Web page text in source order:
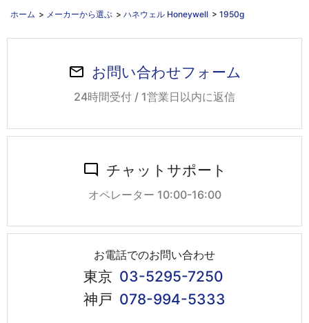
ホーム > メーカーから選ぶ > ハネウェル Honeywell > 1950g
お問い合わせフォーム
24時間受付 / 1営業日以内に返信
チャットサポート
オペレーター 10:00-16:00
お電話でのお問い合わせ
東京 03-5295-7250
神戸 078-994-5333